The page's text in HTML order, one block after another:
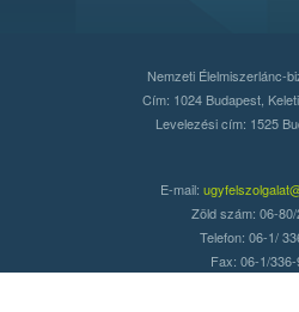
Nemzeti Élelmiszerlánc-
Cím: 1024 Budapest,
Levelezési cím: 1525
E-mail:
Zöld szám: 06-
Telefon: 06-1/
Fax: 06-1/